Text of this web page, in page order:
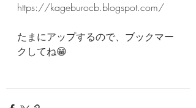
https://kageburocb.blogspot.com/
たまにアップするので、ブックマー
クしてね😁